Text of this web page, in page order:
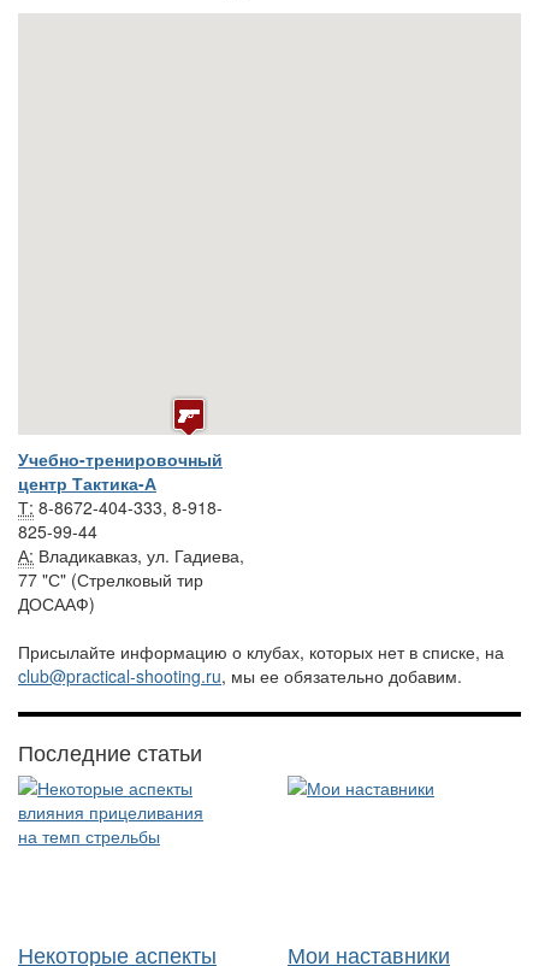
Учебно-тренировочный
центр Тактика-А
Т: 8-8672-404-333, 8-918-
825-99-44
А: Владикавказ, ул. Гадиева,
77 "С" (Стрелковый тир
ДОСААФ)
Присылайте информацию о клубах, которых нет в списке, на
club@practical-shooting.ru, мы ее обязательно добавим.
Последние статьи
Некоторые аспекты Мои наставники